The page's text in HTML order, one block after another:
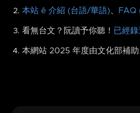
本站 ê 介紹 (台語/華語)、 FAQ
看無台文？阮讀予你聽！ 已經
本網站 2025 年度由文化部補助